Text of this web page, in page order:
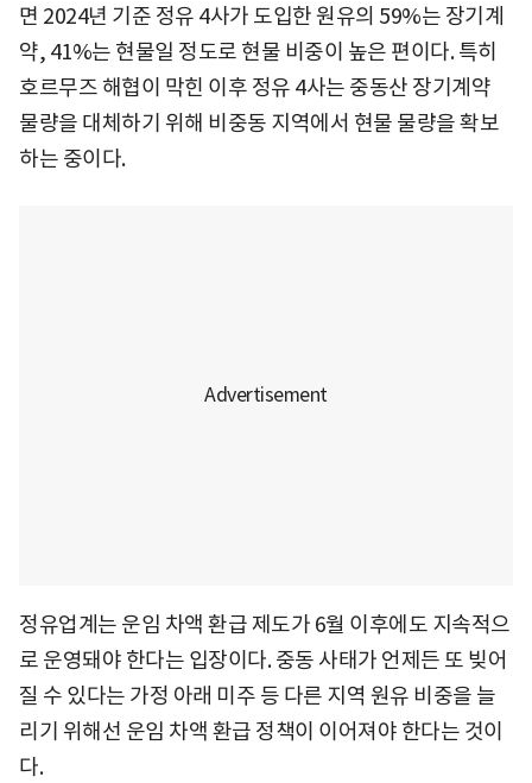
면 2024년 기준 정유 4사가 도입한 원유의 59%는 장기계
약, 41%는 현물일 정도로 현물 비중이 높은 편이다. 특히
호르무즈 해협이 막힌 이후 정유 4사는 중동산 장기계약
물량을 대체하기 위해 비중동 지역에서 현물 물량을 확보
하는 중이다.
정유업계는 운임 차액 환급 제도가 6월 이후에도 지속적으
로 운영돼야 한다는 입장이다. 중동 사태가 언제든 또 빚어
질 수 있다는 가정 아래 미주 등 다른 지역 원유 비중을 늘
리기 위해선 운임 차액 환급 정책이 이어져야 한다는 것이
다.